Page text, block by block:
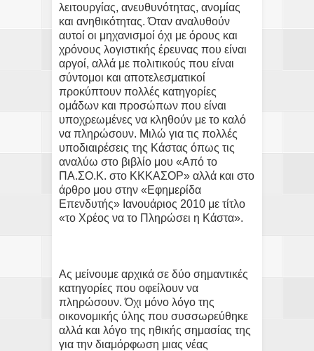
λειτουργίας, ανευθυνότητας, ανομίας
και ανηθικότητας. Όταν αναλυθούν
αυτοί οι μηχανισμοί όχι με όρους και
χρόνους λογιστικής έρευνας που είναι
αργοί, αλλά με πολιτικούς που είναι
σύντομοι και αποτελεσματικοί
προκύπτουν πολλές κατηγορίες
ομάδων και προσώπων που είναι
υποχρεωμένες να κληθούν με το καλό
να πληρώσουν. Μιλώ για τις πολλές
υποδιαιρέσεις της Κάστας όπως τις
αναλύω στο βιβλίο μου «Από το
ΠΑ.ΣΟ.Κ. στο ΚΚΚΑΣΟΡ» αλλά και στο
άρθρο μου στην «Εφημερίδα
Επενδυτής» Ιανουάριος 2010 με τίτλο
«το Χρέος να το Πληρώσει η Κάστα».
Ας μείνουμε αρχικά σε δύο σημαντικές
κατηγορίες που οφείλουν να
πληρώσουν. Όχι μόνο λόγο της
οικονομικής ύλης που συσσωρεύθηκε
αλλά και λόγο της ηθικής σημασίας της
για την διαμόρφωση μιας νέας